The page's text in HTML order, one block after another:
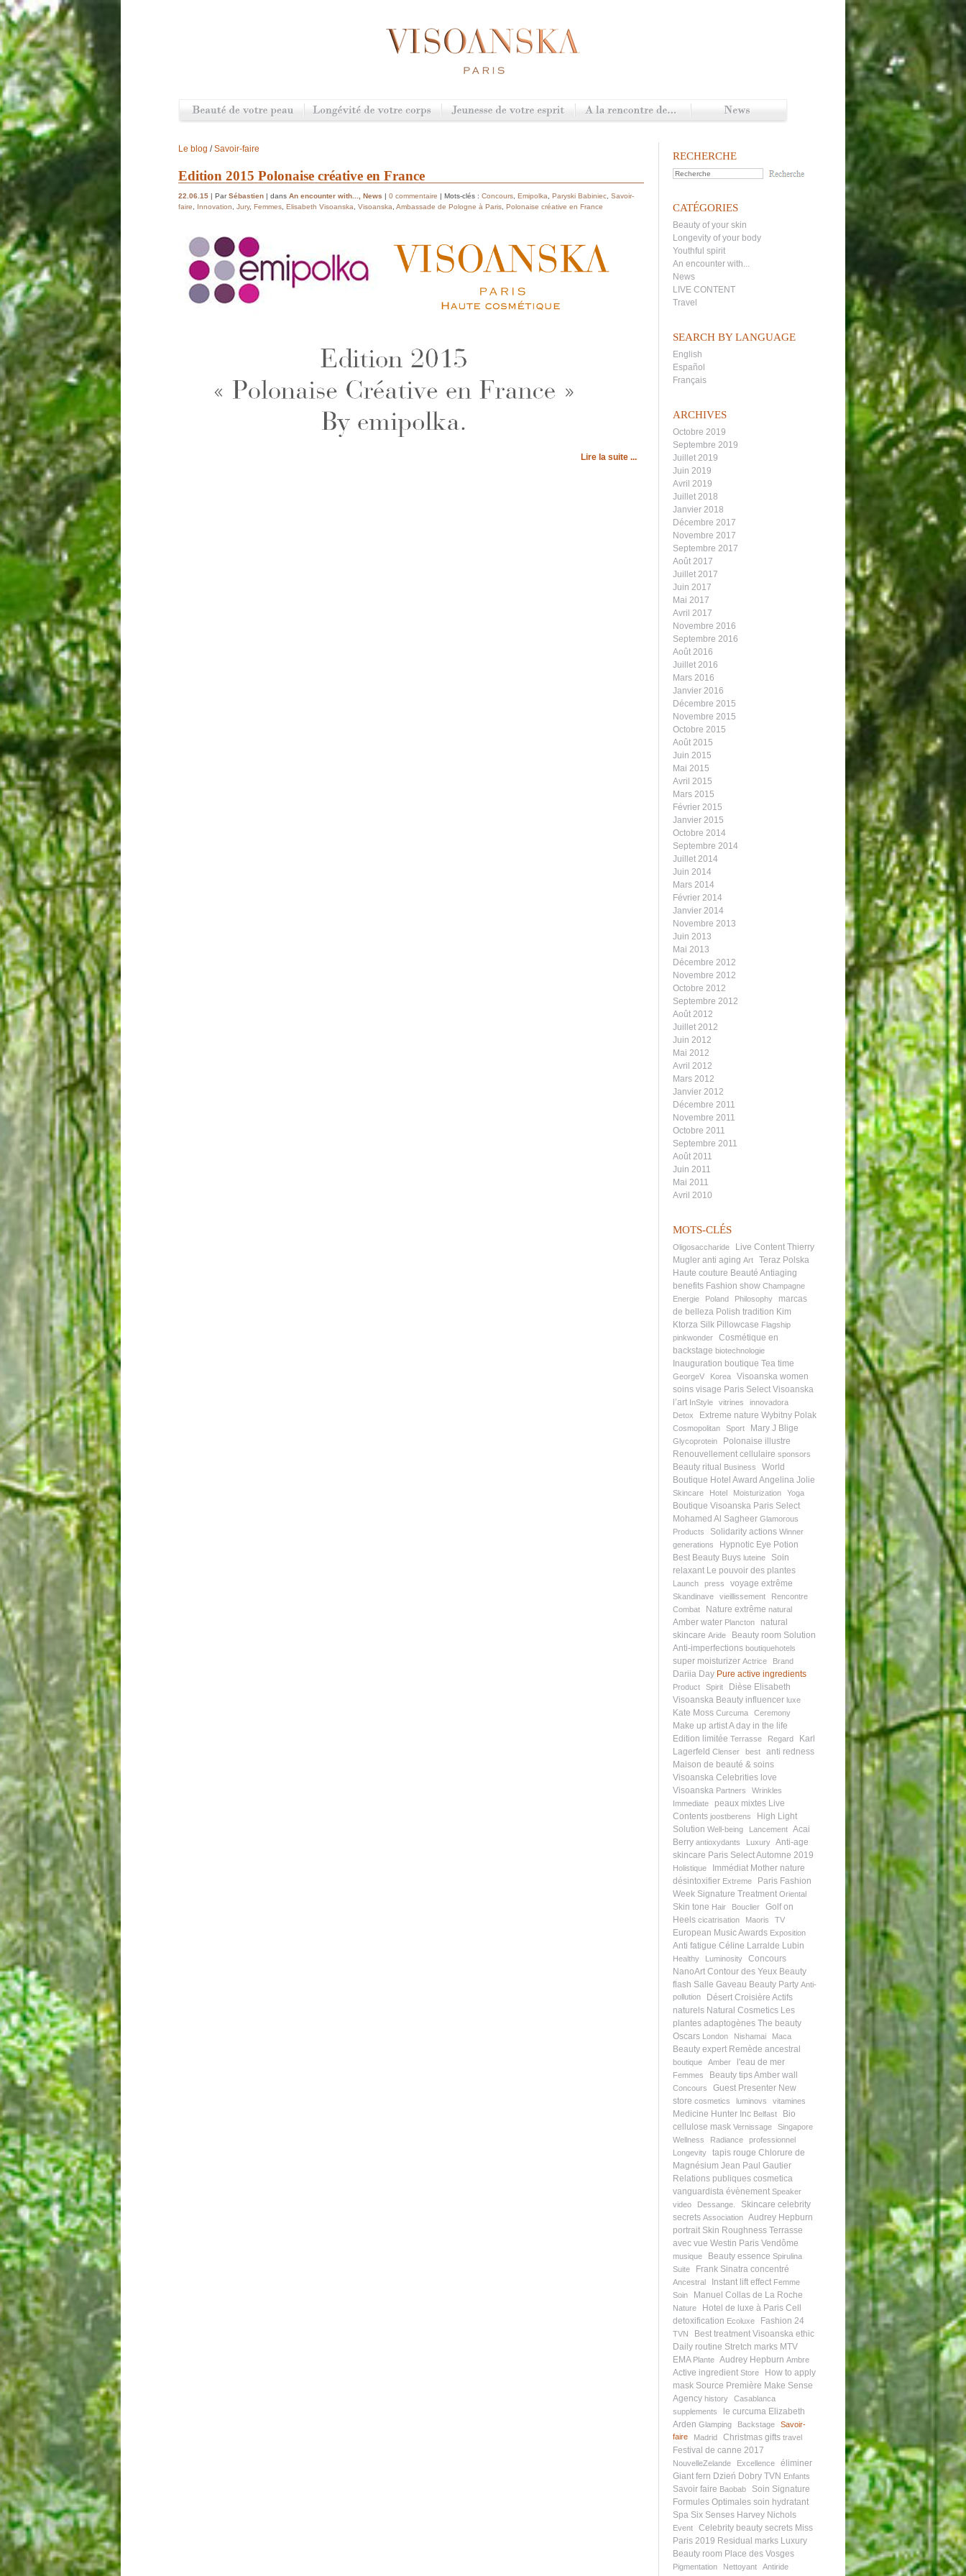
RECHERCHE
CATÉGORIES
Beauty of your skin
Longevity of your body
Youthful spirit
An encounter with...
News
LIVE CONTENT
Travel
SEARCH BY LANGUAGE
English
Español
Français
ARCHIVES
Octobre 2019
Septembre 2019
Juillet 2019
Juin 2019
Avril 2019
Juillet 2018
Janvier 2018
Décembre 2017
Novembre 2017
Septembre 2017
Août 2017
Juillet 2017
Juin 2017
Mai 2017
Avril 2017
Novembre 2016
Septembre 2016
Août 2016
Juillet 2016
Mars 2016
Janvier 2016
Décembre 2015
Novembre 2015
Octobre 2015
Août 2015
Juin 2015
Mai 2015
Avril 2015
Mars 2015
Février 2015
Janvier 2015
Octobre 2014
Septembre 2014
Juillet 2014
Juin 2014
Mars 2014
Février 2014
Janvier 2014
Novembre 2013
Juin 2013
Mai 2013
Décembre 2012
Novembre 2012
Octobre 2012
Septembre 2012
Août 2012
Juillet 2012
Juin 2012
Mai 2012
Avril 2012
Mars 2012
Janvier 2012
Décembre 2011
Novembre 2011
Octobre 2011
Septembre 2011
Août 2011
Juin 2011
Mai 2011
Avril 2010
MOTS-CLÉS
Oligosaccharide Live Content Thierry
Mugler anti aging Art
Teraz Polska
Haute couture Beauté Antiaging
benefits Fashion show Champagne
Energie
Poland Philosophy
marcas
de belleza Polish tradition Kim
Ktorza Silk Pillowcase Flagship
pinkwonder
Cosmétique en
backstage biotechnologie
Inauguration boutique Tea time
GeorgeV Korea
Visoanska women
soins visage Paris Select Visoanska
l’art InStyle vitrines
innovadora
Detox
Extreme nature Wybitny Polak
Cosmopolitan Sport Mary J Blige
Glycoprotein
Polonaise illustre
Renouvellement cellulaire sponsors
Beauty ritual Business
World
Boutique Hotel Award Angelina Jolie
Skincare Hotel Moisturization Yoga
Boutique Visoanska Paris Select
Mohamed Al Sagheer Glamorous
Products
Solidarity actions Winner
generations
Hypnotic Eye Potion
Best Beauty Buys luteine
Soin
relaxant Le pouvoir des plantes
Launch press voyage extrême
Skandinave vieillissement
Rencontre
Combat
Nature extrême natural
Amber water Plancton
natural
skincare Aride Beauty room Solution
Anti-imperfections boutiquehotels
super moisturizer Actrice Brand
Dariia Day Pure active ingredients
Product Spirit Dièse Elisabeth
Visoanska Beauty influencer luxe
Kate Moss Curcuma Ceremony
Make up artistA day in the life
Edition limitée Terrasse Regard
Karl
Lagerfeld Clenser best
anti redness
Maison de beauté & soins
Visoanska Celebrities love
Visoanska Partners
Wrinkles
Immediate
peaux mixtes Live
Contents joostberens
High Light
Solution Well-being Lancement Acai
Berry antioxydants Luxury Anti-age
skincare Paris Select Automne 2019
Holistique Immédiat Mother nature
désintoxifier Extreme
Paris Fashion
Week Signature Treatment Oriental
Skin tone Hair Bouclier
Golf on
Heels cicatrisation Maoris TV
European Music Awards Exposition
Anti fatigue Céline Larralde Lubin
Healthy Luminosity
Concours
NanoArt Contour des Yeux Beauty
flash Salle Gaveau Beauty Party Anti-
pollution Désert Croisière Actifs
naturels Natural Cosmetics Les
plantes adaptogènes The beauty
Oscars London Nishamai Maca
Beauty expert Remède ancestral
boutique Amber l'eau de mer
Femmes Beauty tipsAmber wall
Concours Guest Presenter New
store cosmetics luminovs vitamines
Medicine Hunter Inc Belfast
Bio
cellulose mask Vernissage
Singapore
Wellness
Radiance
professionnel
Longevity
tapis rouge Chlorure de
Magnésium Jean Paul Gautier
Relations publiques cosmetica
vanguardista évènement Speaker
video
Dessange.
Skincare celebrity
secrets Association Audrey Hepburn
portrait Skin Roughness Terrasse
avec vue Westin Paris Vendôme
musique Beauty essence Spirulina
Suite
Frank Sinatra concentré
Ancestral Instant lift effect Femme
Soin
Manuel Collas de La Roche
Nature Hotel de luxe à Paris Cell
detoxification Ecoluxe Fashion 24
TVN Best treatment Visoanska ethic
Daily routine Stretch marks MTV
EMA Plante Audrey Hepburn Ambre
Active ingredient Store
How to apply
mask Source Première Make Sense
Agency history
Casablanca
supplements
le curcuma Elizabeth
Arden Glamping Backstage Savoir-
faire Madrid Christmas gifts travel
Festival de canne 2017
NouvelleZelande Excellence
éliminer
Giant fern Dzień Dobry TVN Enfants
Savoir faire Baobab
Soin Signature
Formules Optimales soin hydratant
Spa Six Senses Harvey Nichols
Event Celebrity beauty secrets Miss
Paris 2019 Residual marks Luxury
Beauty room Place des Vosges
Pigmentation Nettoyant Antiride
Le blog /Savoir-faire
Edition 2015 Polonaise créative en France
22.06.15 | ParSébastien | dans An encounter with..., News | 0 commentaire | Mots-clés : Concours, Emipolka, Paryski Babiniec, Savoir-
faire, Innovation, Jury, Femmes, Elisabeth Visoanska, Visoanska, Ambassade de Pologne à Paris, Polonaise créative en France
Lire la suite ...